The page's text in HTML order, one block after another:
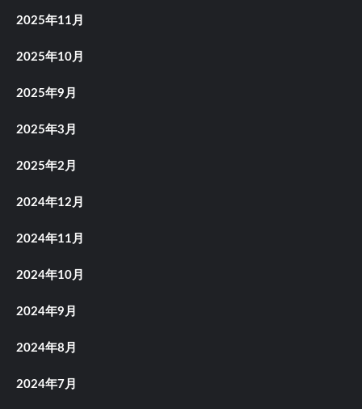
2025年11月
2025年10月
2025年9月
2025年3月
2025年2月
2024年12月
2024年11月
2024年10月
2024年9月
2024年8月
2024年7月